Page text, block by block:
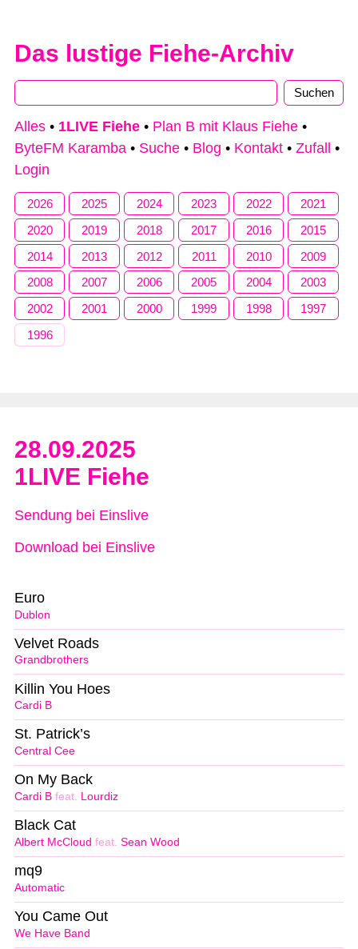
Das lustige Fiehe-Archiv
Alles • 1LIVE Fiehe • Plan B mit Klaus Fiehe •
ByteFM Karamba • Suche • Blog • Kontakt • Zufall
•
Login
2026 2025 2024 2023 2022
2021
2020
2019 2018 2017 2016
2015
2014
2013 2012 2011 2010
2009
2008
2007 2006 2005 2004
2003
2002
2001 2000 1999 1998
1997
1996
28.09.2025
1LIVE Fiehe
Sendung bei Einslive
Download bei Einslive
Dublon
Euro
Grandbrothers
Velvet Roads
Cardi B
Killin You Hoes
Central Cee
St. Patrick’s
Cardi B feat. Lourdiz
On My Back
Albert McCloud feat. Sean Wood
Black Cat
Automatic
mq9
We Have Band
You Came Out